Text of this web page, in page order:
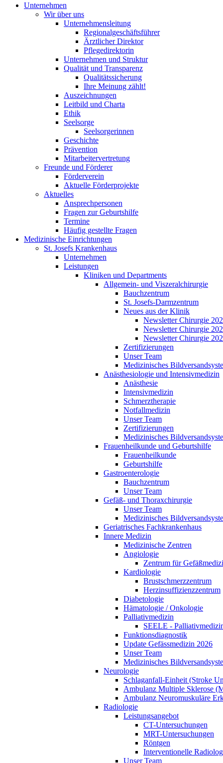
Unternehmen
Wir über uns
Unternehmensleitung
Regionalgeschäftsführer
Ärztlicher Direktor
Pflegedirektorin
Unternehmen und Struktur
Qualität und Transparenz
Qualitätssicherung
Ihre Meinung zählt!
Auszeichnungen
Leitbild und Charta
Ethik
Seelsorge
Seelsorgerinnen
Geschichte
Prävention
Mitarbeitervertretung
Freunde und Förderer
Förderverein
Aktuelle Förderprojekte
Aktuelles
Ansprechpersonen
Fragen zur Geburtshilfe
Termine
Häufig gestellte Fragen
Medizinische Einrichtungen
St. Josefs Krankenhaus
Unternehmen
Leistungen
Kliniken und Departments
Allgemein- und Viszeralchirurgie
Bauchzentrum
St. Josefs-Darmzentrum
Neues aus der Klinik
Newsletter Chirurgie
Newsletter Chirurgie
Newsletter Chirurgie
Zertifizierungen
Unser Team
Medizinisches
Anästhesiologie und Intensivmedizin
Anästhesie
Intensivmedizin
Schmerztherapie
Notfallmedizin
Unser Team
Zertifizierungen
Medizinisches
Frauenheilkunde und Geburtshilfe
Frauenheilkunde
Geburtshilfe
Gastroenterologie
Bauchzentrum
Unser Team
Gefäß- und Thoraxchirurgie
Unser Team
Medizinisches
Geriatrisches Fachkrankenhaus
Innere Medizin
Medizinische Zentren
Angiologie
Zentrum für
Kardiologie
Brustschmerzzentrum
Herzinsuffizienzzentrum
Diabetologie
Hämatologie / Onkologie
Palliativmedizin
SEELE -
Funktionsdiagnostik
Update Gefässmedizin 2026
Unser Team
Medizinisches
Neurologie
Schlaganfall-Einheit (Stroke
Ambulanz Multiple Sklerose
Ambulanz Neuromuskuläre
Radiologie
Leistungsangebot
CT-Untersuchungen
MRT-Untersuchungen
Röntgen
Interventionelle
Unser Team